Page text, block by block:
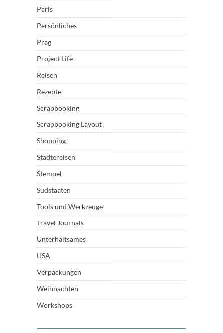
Paris
Persönliches
Prag
Project Life
Reisen
Rezepte
Scrapbooking
Scrapbooking Layout
Shopping
Städtereisen
Stempel
Südstaaten
Tools und Werkzeuge
Travel Journals
Unterhaltsames
USA
Verpackungen
Weihnachten
Workshops